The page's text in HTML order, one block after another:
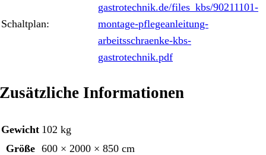
Schaltplan:
gastrotechnik.de/files_kbs/90211101-
montage-pflegeanleitung-
arbeitsschraenke-kbs-
gastrotechnik.pdf
Zusätzliche Informationen
Gewicht 102 kg
Größe 600 × 2000 × 850 cm